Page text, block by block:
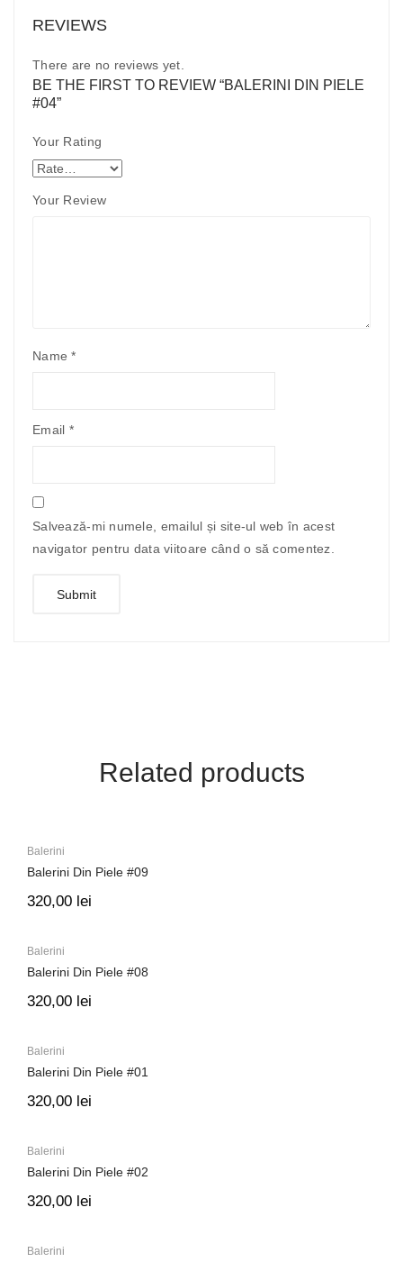
REVIEWS
There are no reviews yet.
BE THE FIRST TO REVIEW “BALERINI DIN PIELE
#04”
Your Rating
Your Review
Name*
Email *
Salvează-mi numele, emailul și site-ul web în acest
navigator pentru data viitoare când o să comentez.
Related products
Balerini
Balerini Din Piele #09
320,00 lei
Balerini
Balerini Din Piele #08
320,00 lei
Balerini
Balerini Din Piele #01
320,00 lei
Balerini
Balerini Din Piele #02
320,00 lei
Balerini